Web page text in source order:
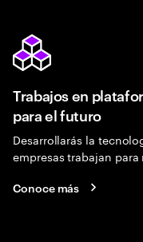
Trabajos en
para el futuro
Desarrollarás la
empresas trabajan para
Conoce más